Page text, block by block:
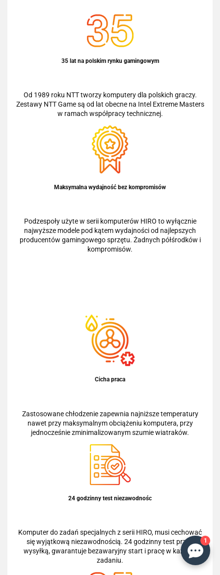
35 lat na polskim rynku gamingowym
Od 1989 roku NTT tworzy komputery dla polskich graczy.
Zestawy NTT Game są od lat obecne na Intel Extreme Masters
w ramach współpracy technicznej.
Maksymalna wydajność bez kompromisów
Podzespoły użyte w serii komputerów HIRO to wyłącznie
najwyższe modele pod kątem wydajności od najlepszych
producentów gamingowego sprzętu. Żadnych półśrodków i
kompromisów.
Cicha praca
Zastosowane chłodzenie zapewnia najniższe temperatury
nawet przy maksymalnym obciążeniu komputera, przy
jednocześnie zminimalizowanym szumie wiatraków.
24 godzinny test niezawodnośc
Komputer do zadań specjalnych z serii HIRO, musi cechować
się wyjątkową niezawodnością. 24 godzinny test przed
wysyłką, gwarantuje bezawaryjny start i pracę w każdym
zadaniu.
1